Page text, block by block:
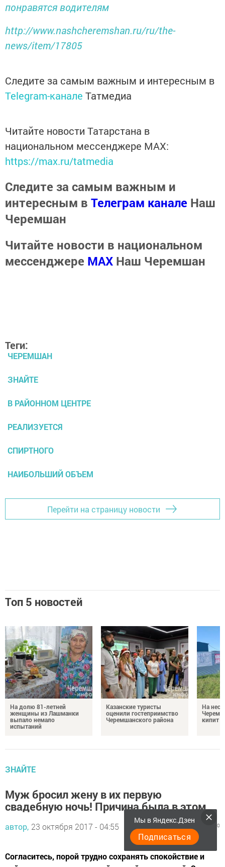
понравятся водителям
http://www.nashcheremshan.ru/ru/the-
news/item/17805
Следите за самым важным и интересным в
Telegram-канале Татмедиа
Читайте новости Татарстана в
национальном мессенджере MАХ:
https://max.ru/tatmedia
Следите за самым важным и
интересным в Телеграм канале Наш
Черемшан
Читайте новости в национальном
мессенджере MАХ Наш Черемшан
Теги:
ЧЕРЕМШАН
ЗНАЙТЕ
В РАЙОННОМ ЦЕНТРЕ
РЕАЛИЗУЕТСЯ
СПИРТНОГО
НАИБОЛЬШИЙ ОБЪЕМ
Перейти на страницу новости
Топ 5 новостей
На долю 81-летней
женщины из Лашманки
выпало немало
испытаний
Казанские туристы
оценили гостеприимство
Черемшанского района
На
кипит
ЗНАЙТЕ
Муж бросил жену в их первую
свадебную ночь! Причина была в этом…
автор, 23 октября 2017 - 04:55 989 0
Согласитесь, порой трудно сохранять спокойствие и
Мы в Яндекс.Дзен
Подписаться